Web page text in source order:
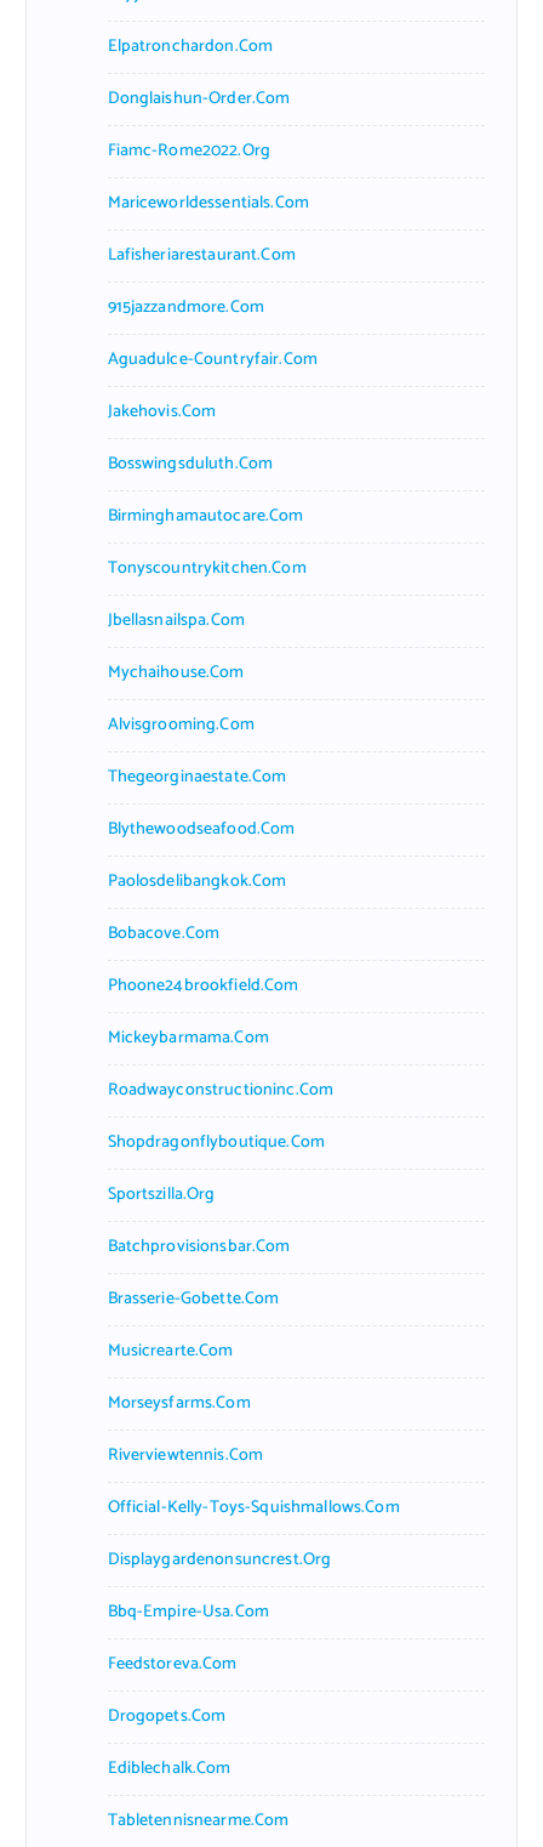
Elpatronchardon.com
Donglaishun-Order.com
Fiamc-Rome2022.org
Mariceworldessentials.com
Lafisheriarestaurant.com
915jazzandmore.com
Aguadulce-Countryfair.com
Jakehovis.com
Bosswingsduluth.com
Birminghamautocare.com
Tonyscountrykitchen.com
Jbellasnailspa.com
Mychaihouse.com
Alvisgrooming.com
Thegeorginaestate.com
Blythewoodseafood.com
Paolosdelibangkok.com
Bobacove.com
Phoone24brookfield.com
Mickeybarmama.com
Roadwayconstructioninc.com
Shopdragonflyboutique.com
Sportszilla.org
Batchprovisionsbar.com
Brasserie-Gobette.com
Musicrearte.com
Morseysfarms.com
Riverviewtennis.com
Official-Kelly-Toys-Squishmallows.com
Displaygardenonsuncrest.org
Bbq-Empire-Usa.com
Feedstoreva.com
Drogopets.com
Ediblechalk.com
Tabletennisnearme.com